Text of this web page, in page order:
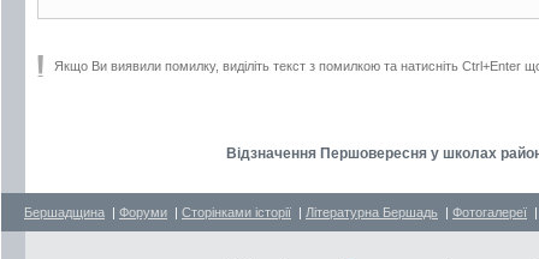
Якщо Ви виявили помилку, виділіть текст з помилкою та натисніть Ctrl+Enter
Відзначення Першовересня у школах
Бершадщина | Форуми | Сторінками історії | Літературна Бершадь | Фотогалереї